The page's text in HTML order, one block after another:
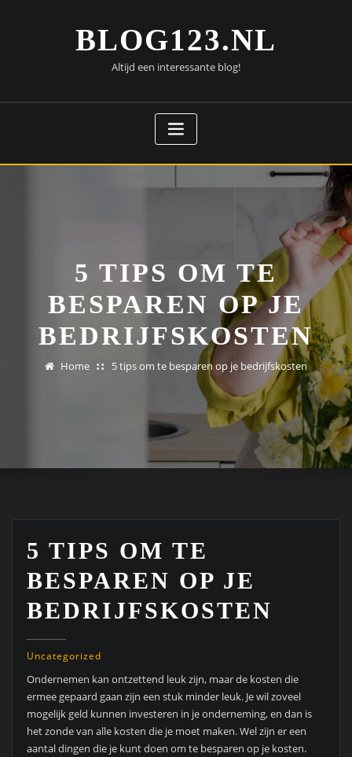
BLOG123.NL
Altijd een interessante blog!
5 TIPS OM TE
BESPAREN OP JE
BEDRIJFSKOSTEN
Home 5 tips om te besparen op je bedrijfskosten
5 TIPS OM TE
BESPAREN OP JE
BEDRIJFSKOSTEN
Uncategorized
Ondernemen kan ontzettend leuk zijn, maar de kosten die
ermee gepaard gaan zijn een stuk minder leuk. Je wil zoveel
mogelijk geld kunnen investeren in je onderneming, en dan is
het zonde van alle kosten die je moet maken. Wel zijn er een
aantal dingen die je kunt doen om te besparen op je kosten.